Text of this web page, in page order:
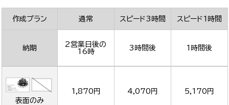
作成プラン 通常 スピード3時間 スピード1時間
納期
2営業日後の
16時
3時間後 1時間後
表面のみ
1,870円 4,070円 5,170円